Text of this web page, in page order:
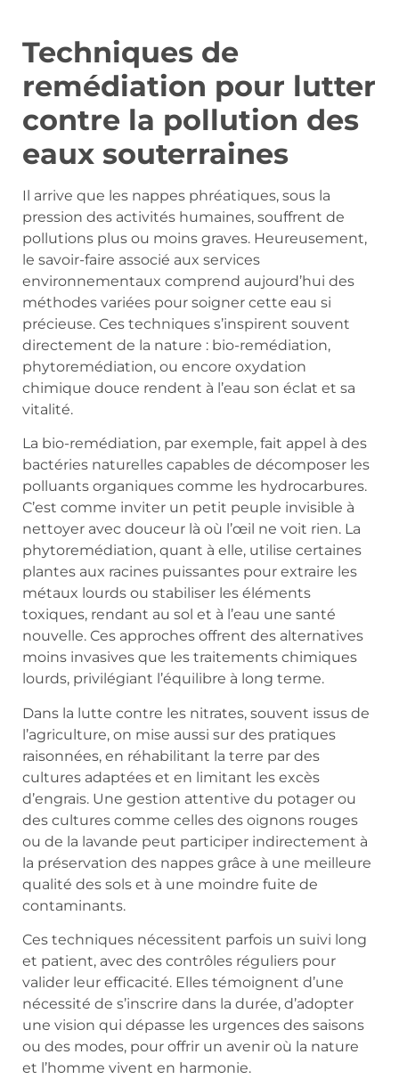
Techniques de
remédiation pour lutter
contre la pollution des
eaux souterraines
Il arrive que les nappes phréatiques, sous la
pression des activités humaines, souffrent de
pollutions plus ou moins graves. Heureusement,
le savoir-faire associé aux services
environnementaux comprend aujourd’hui des
méthodes variées pour soigner cette eau si
précieuse. Ces techniques s’inspirent souvent
directement de la nature : bio-remédiation,
phytoremédiation, ou encore oxydation
chimique douce rendent à l’eau son éclat et sa
vitalité.
La bio-remédiation, par exemple, fait appel à des
bactéries naturelles capables de décomposer les
polluants organiques comme les hydrocarbures.
C’est comme inviter un petit peuple invisible à
nettoyer avec douceur là où l’œil ne voit rien. La
phytoremédiation, quant à elle, utilise certaines
plantes aux racines puissantes pour extraire les
métaux lourds ou stabiliser les éléments
toxiques, rendant au sol et à l’eau une santé
nouvelle. Ces approches offrent des alternatives
moins invasives que les traitements chimiques
lourds, privilégiant l’équilibre à long terme.
Dans la lutte contre les nitrates, souvent issus de
l’agriculture, on mise aussi sur des pratiques
raisonnées, en réhabilitant la terre par des
cultures adaptées et en limitant les excès
d’engrais. Une gestion attentive du potager ou
des cultures comme celles des oignons rouges
ou de la lavande peut participer indirectement à
la préservation des nappes grâce à une meilleure
qualité des sols et à une moindre fuite de
contaminants.
Ces techniques nécessitent parfois un suivi long
et patient, avec des contrôles réguliers pour
valider leur efficacité. Elles témoignent d’une
nécessité de s’inscrire dans la durée, d’adopter
une vision qui dépasse les urgences des saisons
ou des modes, pour offrir un avenir où la nature
et l’homme vivent en harmonie.